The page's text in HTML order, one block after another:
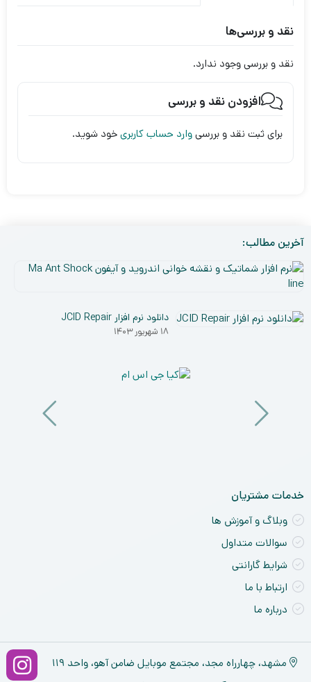
نقد و بررسی‌ها
نقد و بررسی وجود ندارد.
افزودن نقد و بررسی
برای ثبت نقد و بررسیوارد حساب کاربریخود شوید.
آخرین مطالب:
دانلود نرم افزار JCID Repair
۱۸ شهریور ۱۴۰۳
خدمات مشتریان
وبلاگ و آموزش ها
سوالات متداول
شرایط گارانتی
ارتباط با ما
درباره ما
مشهد، چهارراه مجد، مجتمع موبایل ضامن آهو، واحد ۱۱۹